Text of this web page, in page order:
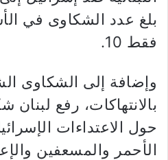
بلغ عدد الشكاوى في
فقط 10.
وإضافة إلى الشكاوى
بالانتهاكات، رفع
حول الاعتداءات
الأحمر والمسعفين